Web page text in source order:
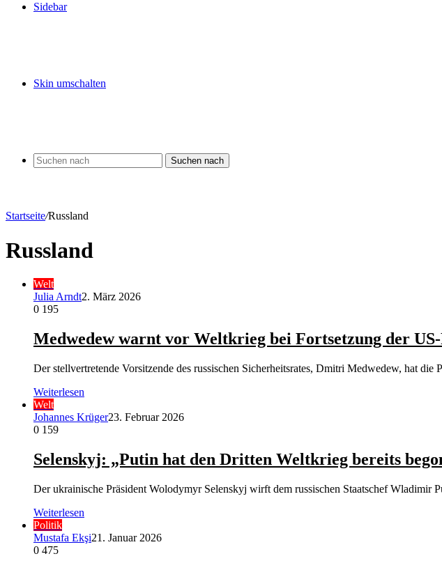
Sidebar
Skin umschalten
Suchen nach
Startseite/Russland
Russland
Welt
Julia Arndt2. März 2026
0 195
Medwedew warnt vor Weltkrieg bei Fortsetzung der
Der stellvertretende Vorsitzende des russischen Sicherheitsrates, Dmitri Medwedew, hat
Weiterlesen
Welt
Johannes Krüger23. Februar 2026
0 159
Selenskyj: „Putin hat den Dritten Weltkrieg bereits
Der ukrainische Präsident Wolodymyr Selenskyj wirft dem russischen Staatschef
Weiterlesen
Politik
Mustafa Ekşi21. Januar 2026
0 475